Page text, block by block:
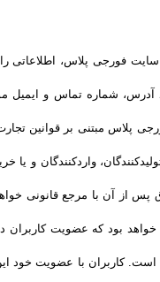
فورجی پلاس، اطلاعاتی را
آدرس، شماره تماس و
پلاس مبتنی بر قوانین
واردکنندگان و یا
از آن با مرجع قانونی
بود که عضویت
است. کاربران با عضویت خود